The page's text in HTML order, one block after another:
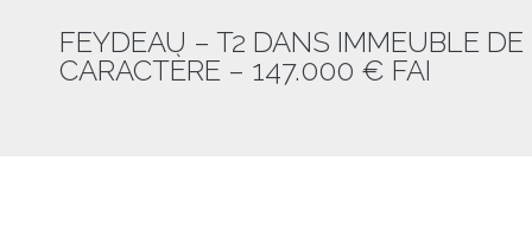
FEYDEAU – T2 DANS IMMEUBLE DE
CARACTÈRE – 147.000 € FAI